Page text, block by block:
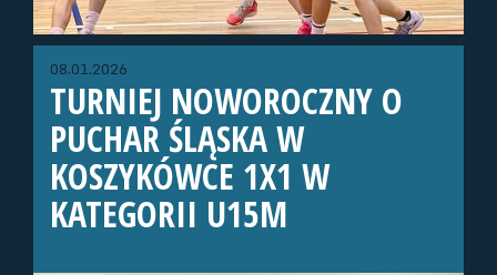
08.01.2026
TURNIEJ NOWOROCZNY O
PUCHAR ŚLĄSKA W
KOSZYKÓWCE 1X1 W
KATEGORII U15M